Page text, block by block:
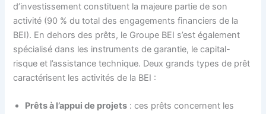
d’investissement constituent la majeure partie de son
activité (90 % du total des engagements financiers de la
BEI). En dehors des prêts, le Groupe BEI s’est également
spécialisé dans les instruments de garantie, le capital-
risque et l’assistance technique. Deux grands types de prêt
caractérisent les activités de la BEI :
Prêts à l’appui de projets : ces prêts concernent les